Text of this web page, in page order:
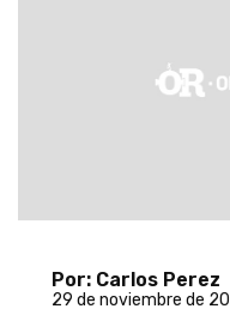
Por: Carlos Perez
29 de noviembre de